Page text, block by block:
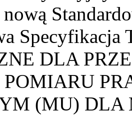
DLA
(MU) DLA